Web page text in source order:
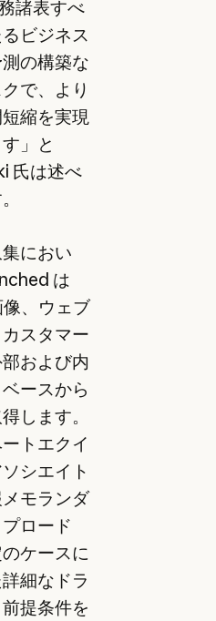
諸表すべ
ビジネス
の構築な
で、より
縮を実現
」と
氏は述べ
におい
は
、ウェブ
スタマー
および内
ースから
します。
トエクイ
シエイト
モランダ
ロード
ケースに
細なドラ
提条件を